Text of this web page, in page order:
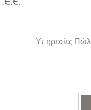
Υπηρεσίες